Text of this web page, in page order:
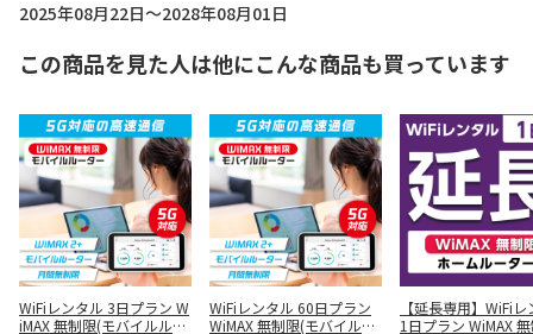
2025年08月22日～2028年08月01日
この商品を見た人は他にこんな商品も買っています
WiFiレンタル 3日プラン W
iMAX 無制限(モバイルルー
WiFiレンタル 60日プラン
WiMAX 無制限(モバイルル
【延長専用】WiFi
1日プラン WiMAX